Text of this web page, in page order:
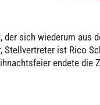
sich wiederum aus
ist Rico
endete die